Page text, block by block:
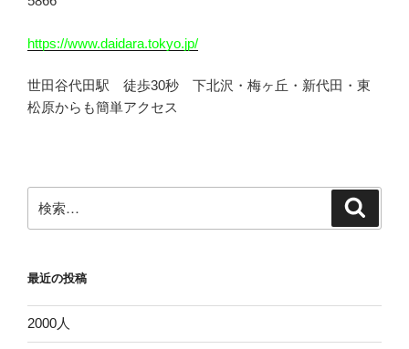
https://www.daidara.tokyo.jp/
世田谷代田駅 徒歩30秒 下北沢・梅ヶ丘・新代田・東
松原からも簡単アクセス
索:
最近の投稿
2000人